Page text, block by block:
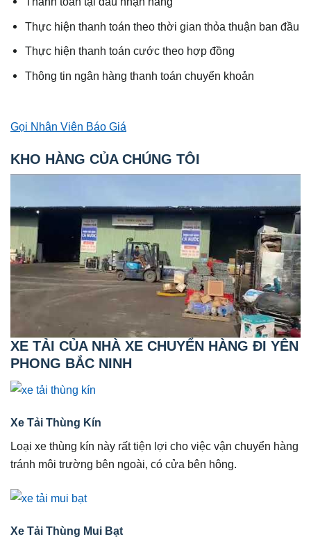
Thực hiện thanh toán theo thời gian thỏa thuận ban đầu
Thực hiện thanh toán cước theo hợp đồng
Thông tin ngân hàng thanh toán chuyển khoản
Gọi Nhân Viên Báo Giá
KHO HÀNG CỦA CHÚNG TÔI
XE TẢI CỦA NHÀ XE CHUYỂN HÀNG ĐI YÊN
PHONG BẮC NINH
Xe Tải Thùng Kín
Loại xe thùng kín này rất tiện lợi cho việc vận chuyển hàng
tránh môi trường bên ngoài, có cửa bên hông.
Xe Tải Thùng Mui Bạt